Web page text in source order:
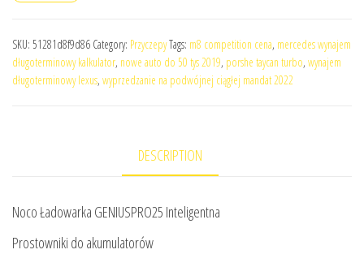
SKU: 51281d8f9d86 Category: PrzyczepyTags: m8 competition cena, mercedes wynajem
długoterminowy kalkulator, nowe auto do 50 tys 2019, porshe taycan turbo, wynajem
długoterminowy lexus, wyprzedzanie na podwójnej ciągłej mandat 2022
DESCRIPTION
Noco Ładowarka GENIUSPRO25 Inteligentna
Prostowniki do akumulatorów